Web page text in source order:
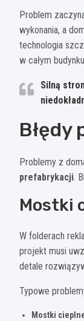
Problem
wykonania, a
technologia
w całym
Silną
Błędy
Problemy z
prefabrykacji.
Mostki
W folderach
projekt musi
detale
Typowe
Mostki